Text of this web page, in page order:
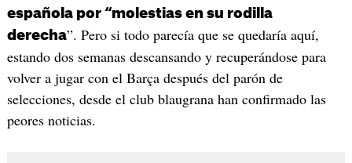
española por “molestias en su rodilla
derecha”. Pero si todo parecía que se quedaría aquí,
estando dos semanas descansando y recuperándose para
volver a jugar con el Barça después del parón de
selecciones, desde el club blaugrana han confirmado las
peores noticias.